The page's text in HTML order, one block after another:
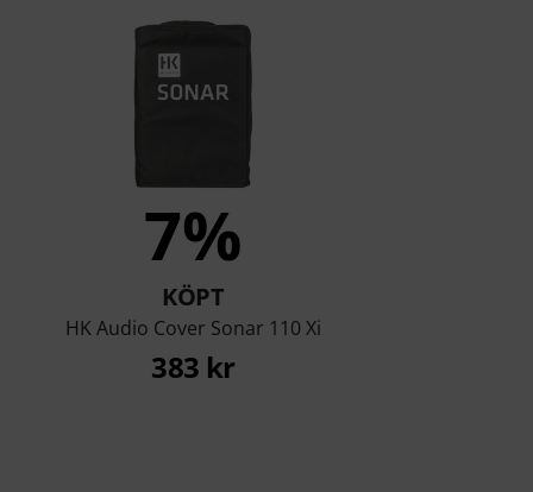
7%
KÖPT
HK Audio Cover Sonar 110 Xi
383 kr